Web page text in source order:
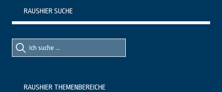
RAUSHIER SUCHE
Suche
nach::
Suche
nach:
RAUSHIER THEMENBEREICHE